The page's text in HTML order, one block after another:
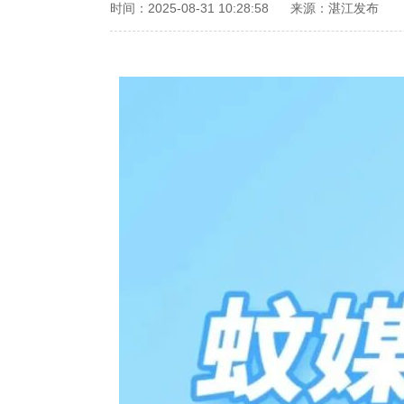
时间：2025-08-31 10:28:58 来源：湛江发布